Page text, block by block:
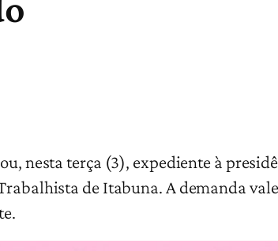
nesta terça (3), expediente à
de Itabuna. A demanda